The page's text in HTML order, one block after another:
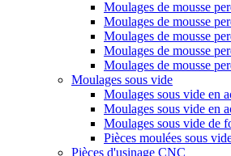
Moulages de mousse
Moulages de mousse
Moulages de mousse
Moulages de mousse
Moulages de mousse
Moulages sous vide
Moulages sous vide en
Moulages sous vide en
Moulages sous vide de
Pièces moulées sous
Pièces d'usinage CNC